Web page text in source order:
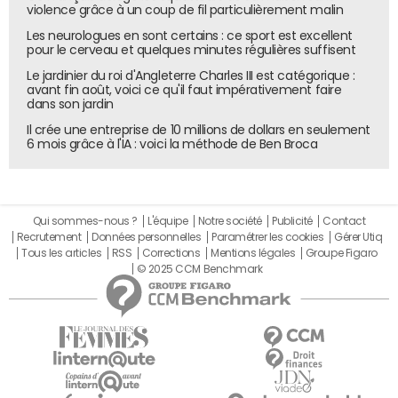
États-Unis, où la R&D représentait 700 milliards de dollars
en 2022, soit 3,57% du PIB. En France, ce taux plafonne à
60 milliards d'euros la même année.
Des chercheurs actuellement en poste aux États-Unis,
comme Pierre Gentine à Columbia, rappellent que la
préfère maintenir ses activités actuelles malgré un
intérêt personnel pour la France.
Outre les écarts de budget, les différences salariales, les
régimes de retraite ou les démarches administratives
jouent aussi un rôle dissuasif. Certains scientifiques, à
l'image de David Fidock, professeur de microbiologie à
Columbia, envisagent des solutions intermédiaires. Il
projette un détachement partiel, avec une présence
violence grâce à un coup de fil particulièrement malin
Les neurologues en sont certains : ce sport est excellent
pour le cerveau et quelques minutes régulières suffisent
Le jardinier du roi d'Angleterre Charles III est catégorique :
avant fin août, voici ce qu'il faut impérativement faire
dans son jardin
Il crée une entreprise de 10 millions de dollars en seulement
6 mois grâce à l'IA : voici la méthode de Ben Broca
Qui sommes-nous ? L'équipe Notre société Publicité
Contact
Recrutement
Données personnelles Paramétrer les cookies
Gérer Utiq
Tous les articles
RSS Corrections Mentions légales
Groupe Figaro
© 2025 CCM Benchmark